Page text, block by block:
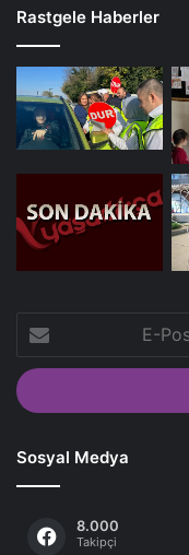
Rastgele Haberler
Posta
adresinizi
giriniz
Sosyal Medya
8.000
Takipçi